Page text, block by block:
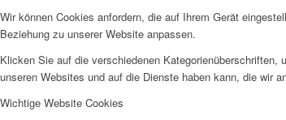
Historie
Wir können Cookies anfordern, die auf Ihrem Gerät
Beziehung zu unserer Website anpassen.
Klicken Sie auf die verschiedenen
unseren Websites und auf die Dienste haben kann, die wir
Wichtige Website Cookies